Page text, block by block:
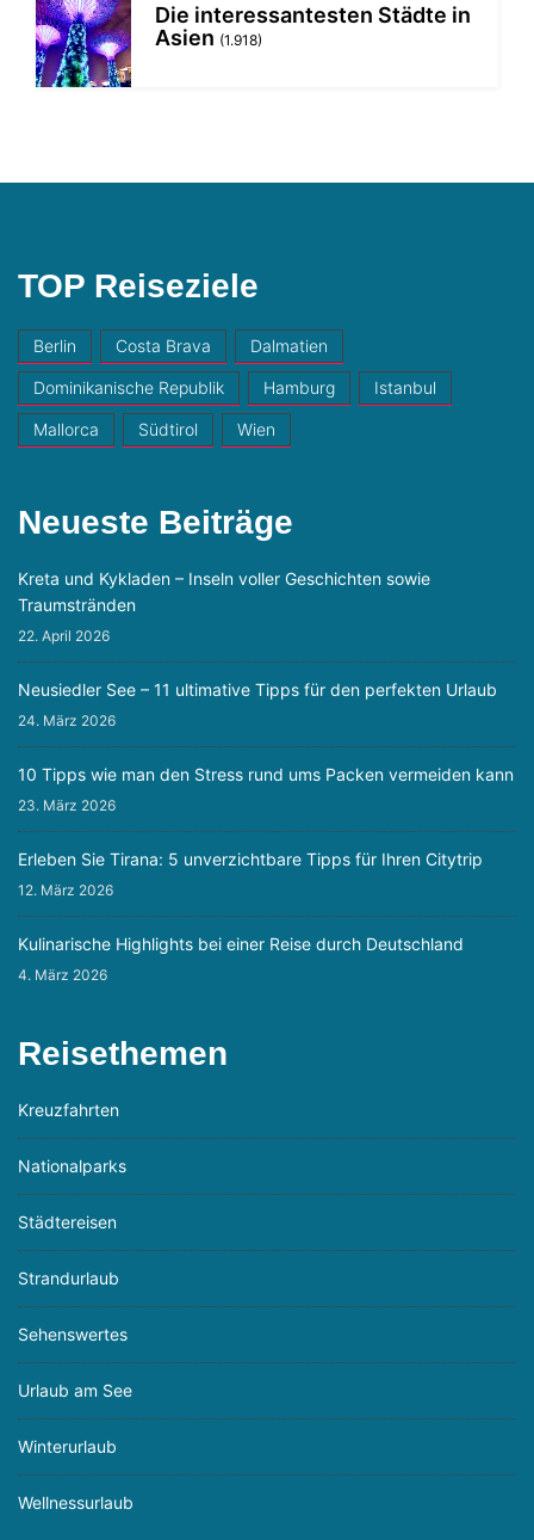
Die interessantesten Städte in
Asien (1.918)
TOP Reiseziele
Berlin Costa Brava Dalmatien
Dominikanische Republik Hamburg Istanbul
Mallorca Südtirol Wien
Neueste Beiträge
Kreta und Kykladen – Inseln voller Geschichten sowie
Traumstränden
22. April 2026
Neusiedler See – 11 ultimative Tipps für den perfekten Urlaub
24. März 2026
10 Tipps wie man den Stress rund ums Packen vermeiden kann
23. März 2026
Erleben Sie Tirana: 5 unverzichtbare Tipps für Ihren Citytrip
12. März 2026
Kulinarische Highlights bei einer Reise durch Deutschland
4. März 2026
Reisethemen
Kreuzfahrten
Nationalparks
Städtereisen
Strandurlaub
Sehenswertes
Urlaub am See
Winterurlaub
Wellnessurlaub